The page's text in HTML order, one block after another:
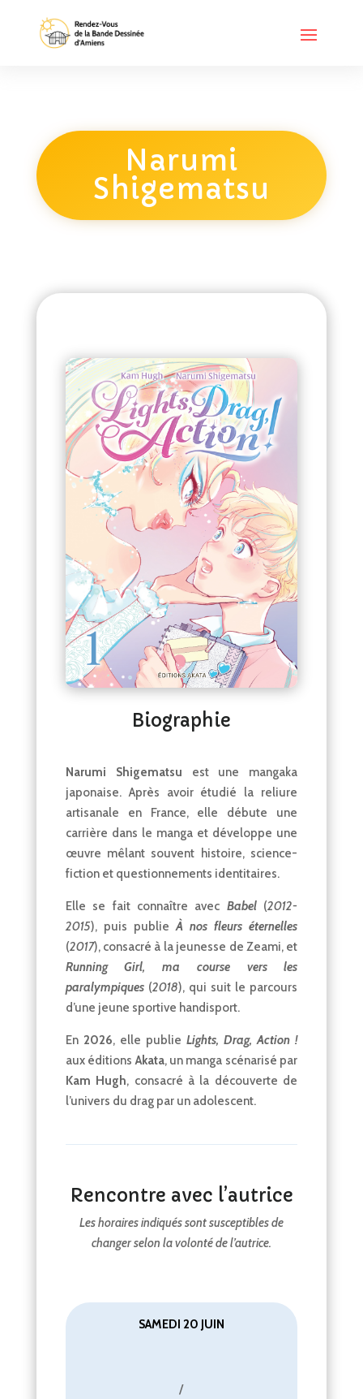
Narumi
Shigematsu
Biographie
Narumi Shigematsu est une mangaka
japonaise. Après avoir étudié la reliure
artisanale en France, elle débute une
carrière dans le manga et développe une
œuvre mêlant souvent histoire, science-
fiction et questionnements identitaires.
Elle se fait connaître avec Babel(2012-
2015), puis publieÀ nos fleurs éternelles
(2017), consacré à la jeunesse de Zeami, et
Running Girl, ma course vers les
paralympiques(2018), qui suit le parcours
d’une jeune sportive handisport.
En 2026, elle publieLights, Drag, Action !
aux éditionsAkata, un manga scénarisé par
Kam Hugh, consacré à la découverte de
l’univers du drag par un adolescent.
Rencontre avec l’autrice
Les horaires indiqués sont susceptibles de
changer selon la volonté de l’autrice.
SAMEDI 20 JUIN
/